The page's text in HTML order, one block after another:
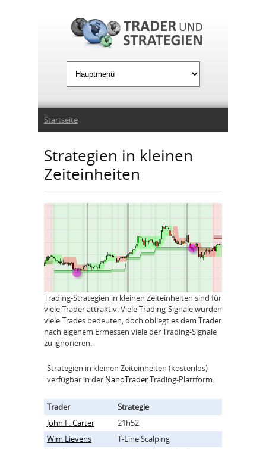
Sie sind hier
Startseite
Strategien in kleinen
Zeiteinheiten
Trading-Strategien in kleinen Zeiteinheiten sind für
viele Trader attraktiv. Viele Trading-Signale würden
viele Trades bedeuten, doch obliegt es dem Trader
nach eigenem Ermessen viele der Trading-Signale
zu ignorieren.
Strategien in kleinen Zeiteinheiten (kostenlos)
verfügbar in der NanoTraderTrading-Plattform:
Trader
Strategie
John F. Carter
21h52
Wim Lievens
T-Line Scalping